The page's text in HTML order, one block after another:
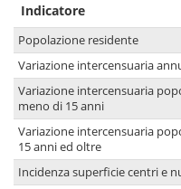
Indicatore
Popolazione residente
Variazione intercensuaria
Variazione intercensuaria
meno di 15 anni
Variazione intercensuaria
15 anni ed oltre
Incidenza superficie centri e